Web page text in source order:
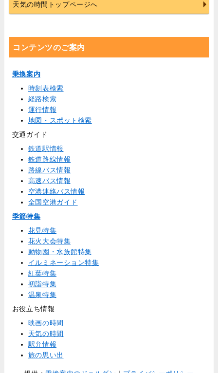
天気の時間トップページへ
コンテンツのご案内
乗換案内
時刻表検索
経路検索
運行情報
地図・スポット検索
交通ガイド
鉄道駅情報
鉄道路線情報
路線バス情報
高速バス情報
空港連絡バス情報
全国空港ガイド
季節特集
花見特集
花火大会特集
動物園・水族館特集
イルミネーション特集
紅葉特集
初詣特集
温泉特集
お役立ち情報
映画の時間
天気の時間
駅弁情報
旅の思い出